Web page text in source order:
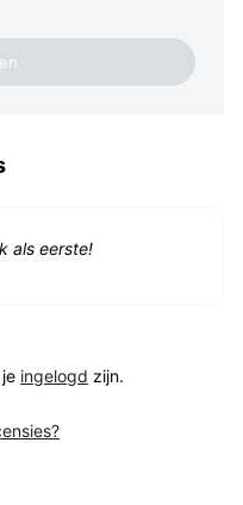
als eerste!
ingelogd zijn.